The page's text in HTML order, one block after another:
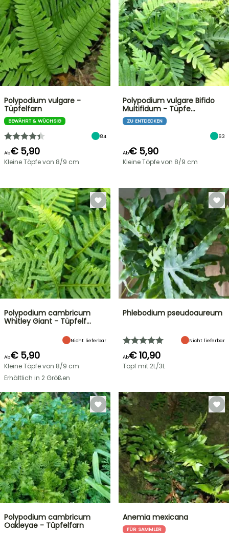
Polypodium vulgare -
Tüpfelfarn
BEWÄHRT & WÜCHSIG
84
Ab€ 5,90
Kleine Töpfe von 8/9 cm
Polypodium vulgare Bifido
Multifidum - Tüpfe…
ZU ENTDECKEN
63
Ab€ 5,90
Kleine Töpfe von 8/9 cm
Polypodium cambricum
Whitley Giant - Tüpfelf…
Nicht lieferbar
Ab€ 5,90
Kleine Töpfe von 8/9 cm
Erhältlich in 2 Größen
Phlebodium pseudoaureum
Nicht lieferbar
Ab€ 10,90
Topf mit 2L/3L
Polypodium cambricum
Oakleyae - Tüpfelfarn
Anemia mexicana
FÜR SAMMLER